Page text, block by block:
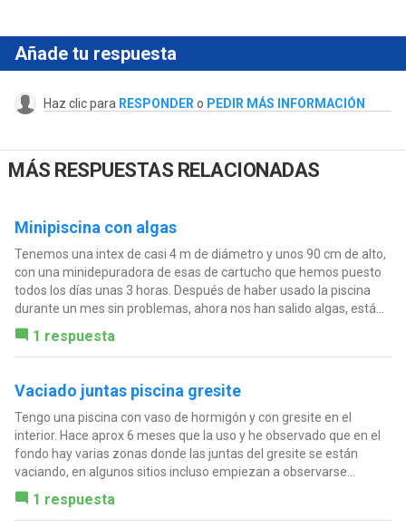
Añade tu respuesta
Haz clic para RESPONDER o PEDIR MÁS INFORMACIÓN
MÁS RESPUESTAS RELACIONADAS
Minipiscina con algas
Tenemos una intex de casi 4 m de diámetro y unos 90 cm de alto,
con una minidepuradora de esas de cartucho que hemos puesto
todos los días unas 3 horas. Después de haber usado la piscina
durante un mes sin problemas, ahora nos han salido algas, está...
1 respuesta
Vaciado juntas piscina gresite
Tengo una piscina con vaso de hormigón y con gresite en el
interior. Hace aprox 6 meses que la uso y he observado que en el
fondo hay varias zonas donde las juntas del gresite se están
vaciando, en algunos sitios incluso empiezan a observarse...
1 respuesta